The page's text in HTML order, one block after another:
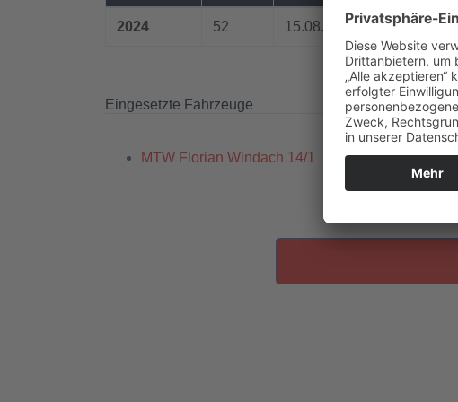
2024 52 15.08.2024 / 10:13 Uhr
Eingesetzte Fahrzeuge
MTW Florian Windach 14/1